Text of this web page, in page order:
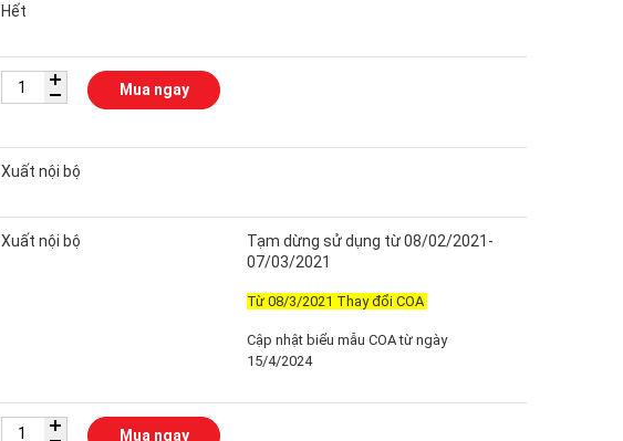
Hết
Mua ngay
Xuất nội bộ
Xuất nội bộ
Tạm dừng sử dụng từ 08/02/2021-
07/03/2021
Từ 08/3/2021 Thay đổi COA
Cập nhật biểu mẫu COA từ ngày
15/4/2024
Mua ngay